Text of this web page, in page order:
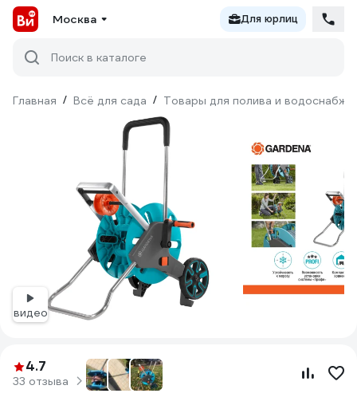
Москва Для юрлиц
Поиск в каталоге
Главная / Всё для сада / Товары для полива и
видео
4.7
33 отзыва